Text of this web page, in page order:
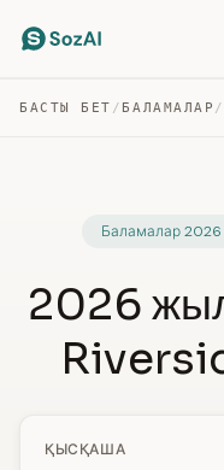
БАСТЫ БЕТ / БАЛАМАЛАР /
Баламалар 2026
2026
ҚЫСҚАША